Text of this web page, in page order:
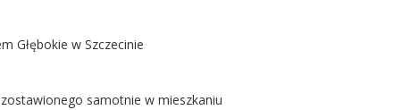
Głębokie w Szczecinie
samotnie w mieszkaniu